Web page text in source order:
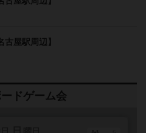
屋駅周辺】
ドゲーム会